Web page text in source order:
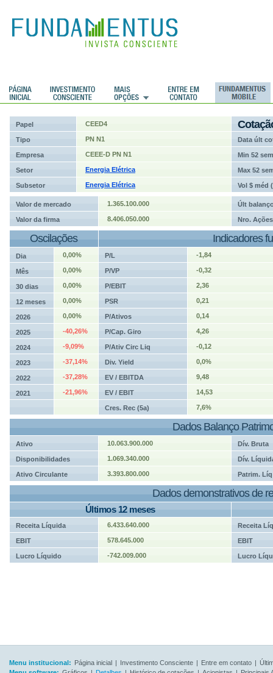
Papel CEED4
Tipo PN N1 Data últ
Empresa CEEE-D PN N1 Min 52 sem
Setor Energia Elétrica Max 52
Subsetor Energia Elétrica Vol $ méd
Valor de mercado 1.365.100.000 Últ
Valor da firma 8.406.050.000 Nro. Ações
Oscilações Indicadores
Dia 0,00% P/L -1,84
Mês 0,00% P/VP -0,32
30 dias 0,00% P/EBIT 2,36
12 meses 0,00% PSR 0,21
2026 0,00% P/Ativos 0,14
2025 -40,26% P/Cap. Giro 4,26
2024 -9,09% P/Ativ Circ Liq -0,12
2023 -37,14% Div. Yield 0,0%
2022 -37,28% EV / EBITDA 9,48
2021 -21,96% EV / EBIT 14,53
Cres. Rec (5a) 7,6%
Dados Balanço
Ativo 10.063.900.000 Dív. Bruta
Disponibilidades 1.069.340.000 Dív.
Ativo Circulante 3.393.800.000 Patrim. Líq
Dados demonstrativos de
Últimos 12 meses
Receita Líquida 6.433.640.000 Receita
EBIT 578.645.000 EBIT
Lucro Líquido -742.009.000 Lucro
Menu institucional: Página inicial | Investimento Consciente | Entre em contato |